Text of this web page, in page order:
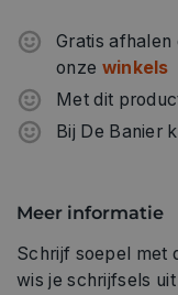
Gratis afhalen
onze winkels
Met dit
Bij De Banier
Meer informatie
Schrijf soepel met
wis je schrijfsels